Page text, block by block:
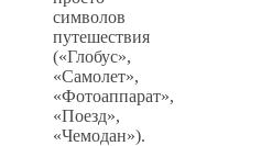
символов
путешествия
(«Глобус»,
«Самолет»,
«Фотоаппарат»,
«Поезд»,
«Чемодан»).